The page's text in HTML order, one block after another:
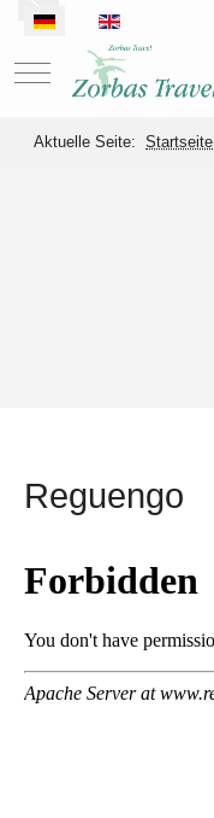
Sprache auswählen
Mobile Menu Toggle
Aktuelle Seite: Startseite
Reguengo